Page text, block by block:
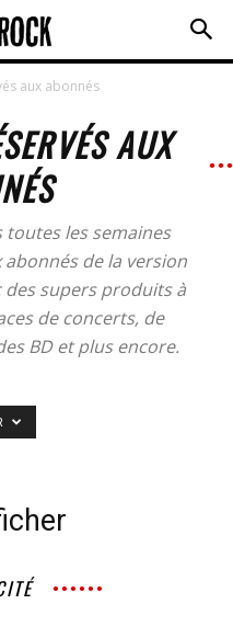
aux abonnés
AUX
les semaines
de la version
des supers produits à
de concerts, de
BD et plus encore.